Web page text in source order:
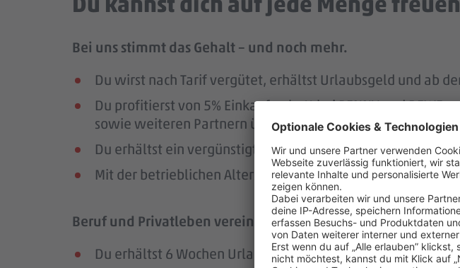
Bei uns stimmt das Gehalt – und noch mehr.
Du wirst nach Tarif vergütet, erhältst Urlaubsgeld und ab
Du profitierst von 5% Einkaufsrabatt bei PENNY und
sowie weiteren Partnern über die Plattform Corporate
Du erhältst ein vergünstigtes Deutschlandticket.
Mit der betrieblichen Altersversorgung der REWE Group
Beruf und Privatleben vereinbaren – das unterstützen wir.
Du erhältst 6 Wochen Urlaub pro Jahr.